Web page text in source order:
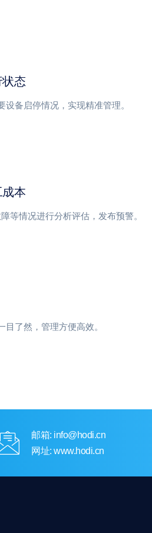
态
备启停情况，实现精准管理。
本
等情况进行分析评估，发布预警。
了然，管理方便高效。
邮箱: info@hodi.cn
网址: www.hodi.cn